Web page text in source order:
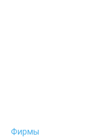
Фирмы